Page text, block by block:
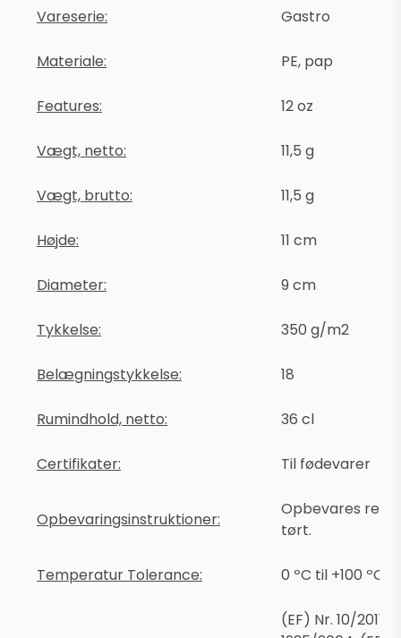
Vareserie: Gastro
Materiale: PE, pap
Features: 12 oz
Vægt, netto: 11,5 g
Vægt, brutto: 11,5 g
Højde: 11 cm
Diameter: 9 cm
Tykkelse: 350 g/m2
Belægningstykkelse: 18
Rumindhold, netto: 36 cl
Certifikater: Til fødevarer
Opbevaringsinstruktioner:
Opbevares rent
tørt.
Temperatur Tolerance: 0 ºC til +100 ºC
(EF) Nr. 10/2011,